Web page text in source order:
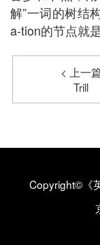
解”一词的树结
a-tion的节点就
< 上一
Trill
Copyright©《